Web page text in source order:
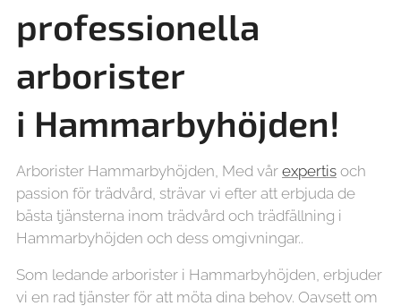
professionella
arborister
i Hammarbyhöjden!
Arborister Hammarbyhöjden, Med vår expertis och
passion för trädvård, strävar vi efter att erbjuda de
bästa tjänsterna inom trädvård och trädfällning i
Hammarbyhöjden och dess omgivningar..
Som ledande arborister i Hammarbyhöjden, erbjuder
vi en rad tjänster för att möta dina behov. Oavsett om